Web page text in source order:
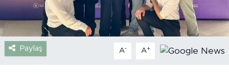
Paylaş A- A+
Spor
Turizm